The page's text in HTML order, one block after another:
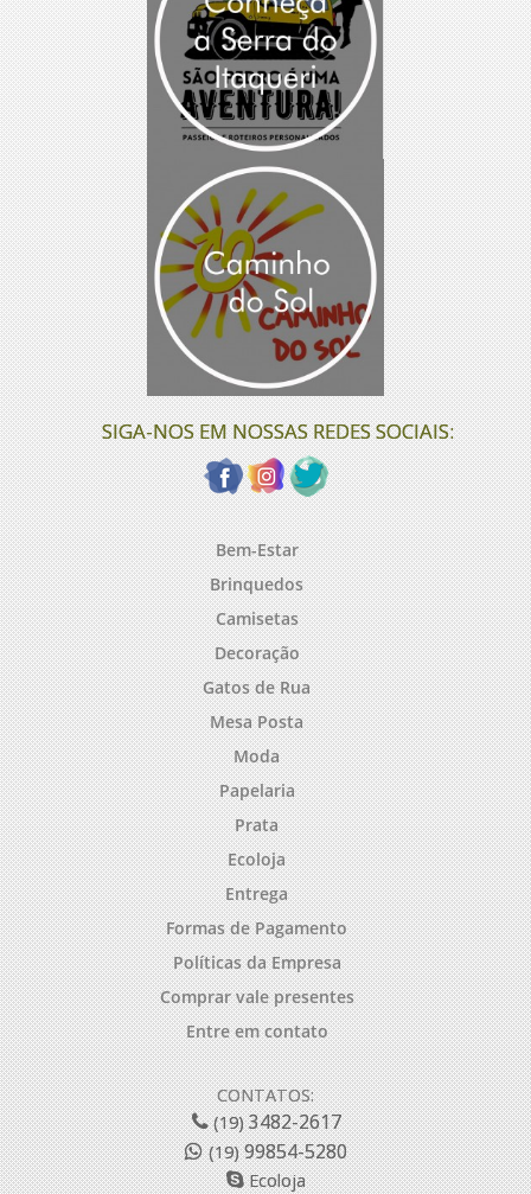
SIGA-NOS EM NOSSAS REDES SOCIAIS:
Bem-Estar
Brinquedos
Camisetas
Decoração
Gatos de Rua
Mesa Posta
Moda
Papelaria
Prata
Ecoloja
Entrega
Formas de Pagamento
Políticas da Empresa
Comprar vale presentes
Entre em contato
CONTATOS:
(19)3482-2617
(19)99854-5280
Ecoloja